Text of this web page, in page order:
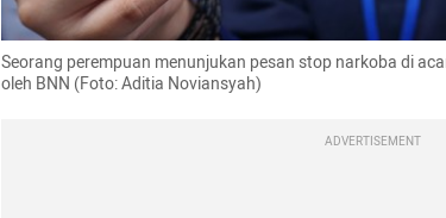
Seorang perempuan menunjukan pesan stop narkoba di
oleh BNN (Foto: Aditia Noviansyah)
ADVERTISEMENT